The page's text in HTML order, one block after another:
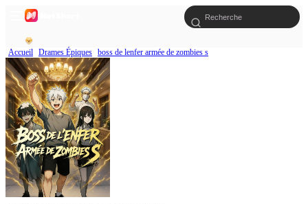
Accueil Drames Épiques boss de lenfer armée de zombies s